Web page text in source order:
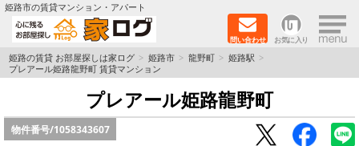
姫路市の賃貸マンション・アパート
問い合わせ お気に入り ×
TOPページ
ペットOK物件
姫路の賃貸 お部屋探しは家ログ 姫路市 龍野町
姫路駅
プレアール姫路龍野町 賃貸マンション
プレアール姫路龍野町
物件番号/1058343607